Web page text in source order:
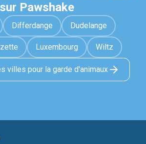
sur Pawshake
Differdange Dudelange
Luxembourg Wiltz
villes pour la garde d'animaux